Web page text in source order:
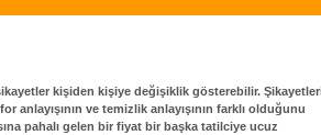
kişiden kişiye değişiklik gösterebilir.
anlayışının ve temizlik anlayışının farklı olduğunu
pahalı gelen bir fiyat bir başka tatilciye ucuz